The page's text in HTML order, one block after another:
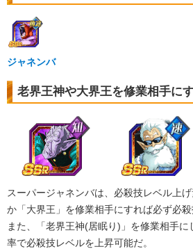
ジャネンバ
老界王神や大界王を修業相手に
スーパージャネンバは、必殺技レベル上げ
か「大界王」を修業相手にすれば必ず必殺
また、「老界王神(居眠り)」を修業相手
率で必殺技レベルを上昇可能だ。